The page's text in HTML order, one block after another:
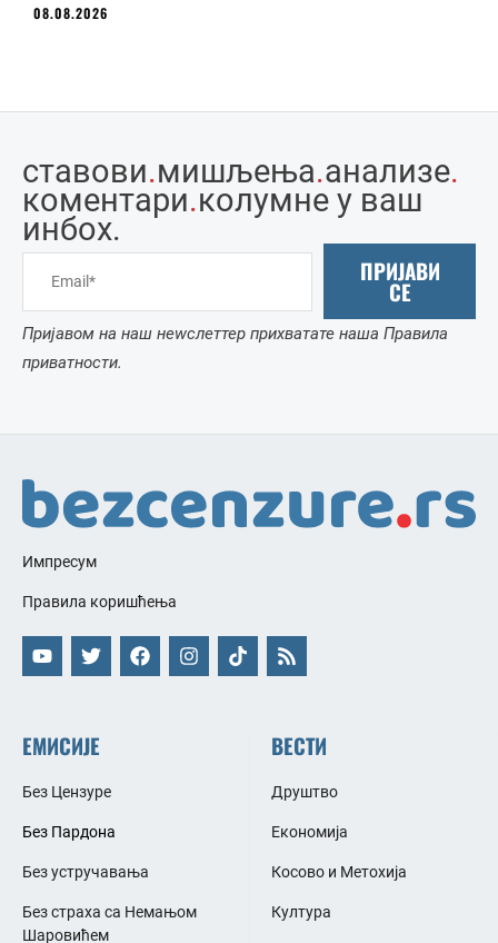
08.08.2026
ставови.мишљења.анализе.
коментари.колумне у ваш
инбоx.
ПРИЈАВИ
СЕ
Пријавом на наш неwслеттер прихватате наша Правила
приватности.
Импресум
Правила коришћења
ЕМИСИЈЕ
Без Цензуре
Без Пардона
Без устручавања
Без страха са Немањом
Шаровићем
ВЕСТИ
Друштво
Економија
Косово и Метохија
Култура